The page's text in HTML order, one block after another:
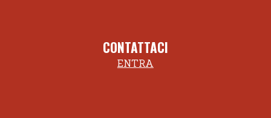
CONTATTACI
ENTRA